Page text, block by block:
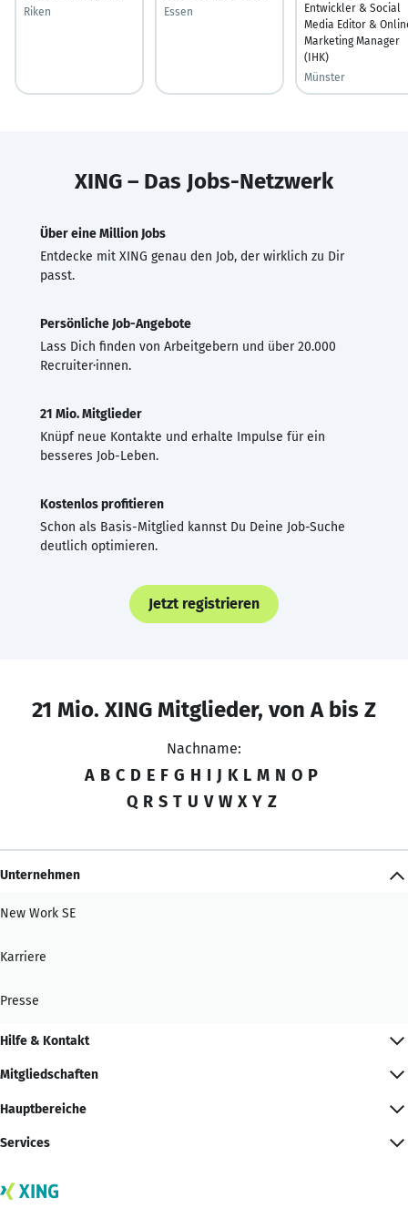
Riken
Essen
Entwickler & Social
Media Editor &
Marketing Manager
(IHK)
Münster
XING – Das Jobs-Netzwerk
Über eine Million Jobs
Entdecke mit XING genau den Job, der wirklich zu Dir
passt.
Persönliche Job-Angebote
Lass Dich finden von Arbeitgebern und über 20.000
Recruiter·innen.
21 Mio. Mitglieder
Knüpf neue Kontakte und erhalte Impulse für ein
besseres Job-Leben.
Kostenlos profitieren
Schon als Basis-Mitglied kannst Du Deine Job-Suche
deutlich optimieren.
Jetzt registrieren
21 Mio. XING Mitglieder, von A bis Z
Nachname:
A B C D E F G H I J K L M N O P
Q R S T U V W X Y Z
Unternehmen
New Work SE
Karriere
Presse
Hilfe & Kontakt
Mitgliedschaften
Hauptbereiche
Services